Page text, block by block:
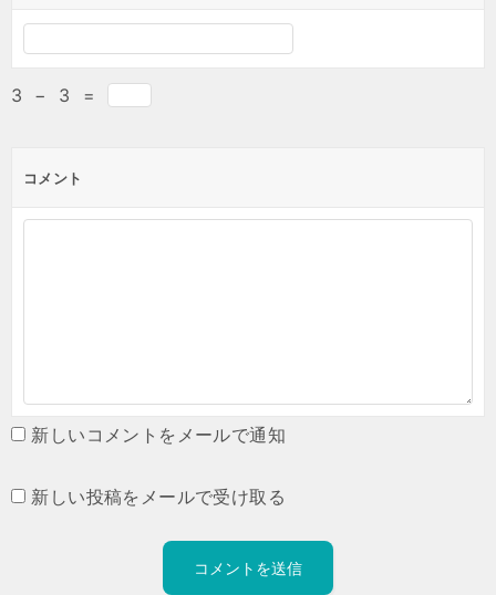
3 − 3 =
コメント
新しいコメントをメールで通知
新しい投稿をメールで受け取る